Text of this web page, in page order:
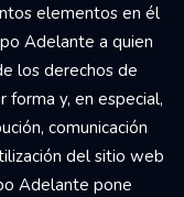
elementos en él
Adelante a quien
los derechos de
forma y, en especial,
comunicación
del sitio web
Adelante pone